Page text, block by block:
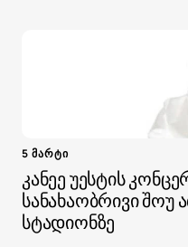
5 მარტი
კანეე უესტის
სანახაობრივი
სტადიონზე